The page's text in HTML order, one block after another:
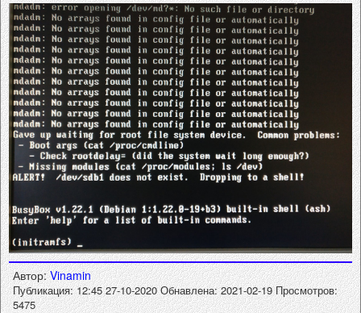
Автор:Vinamin
Публикация: 12:45 27-10-2020Обнавлена: 2021-02-19 Просмотров:
5475